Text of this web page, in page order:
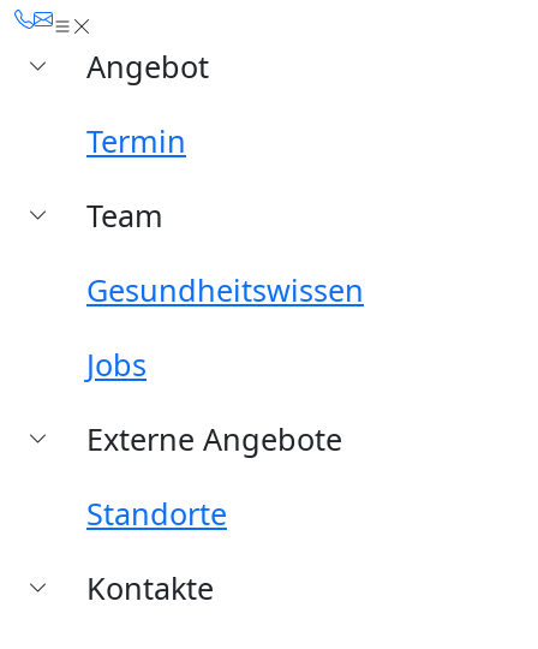
Angebot
Termin
Team
Gesundheitswissen
Jobs
Externe Angebote
Standorte
Kontakte